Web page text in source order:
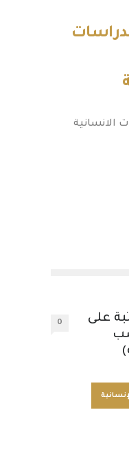
الانسانية
على
0